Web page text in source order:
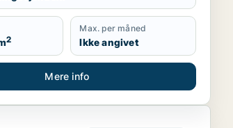
2
Max. per måned
Ikke angivet
Mere info